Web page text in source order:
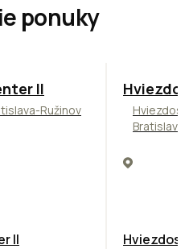
ponuky
II
Ružinov
II